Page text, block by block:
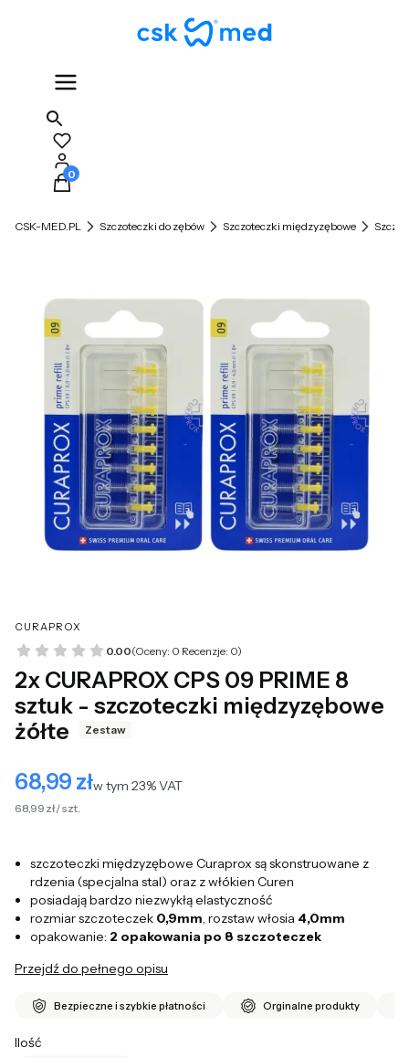
Produkty w koszyku: 0. Zobacz szczegóły
CSK-MED.PL Szczoteczki do zębów Szczoteczki międzyzębowe
CURAPROX
0.00(Oceny: 0 Recenzje: 0)
2x CURAPROX CPS 09 PRIME 8
sztuk - szczoteczki międzyzębowe
żółte
Zestaw
Cena
68,99 złw tym 23% VAT
w tym 23%VAT
68,99 zł / szt.
szczoteczki międzyzębowe Curaprox są skonstruowane z
rdzenia (specjalna stal) oraz z włókien Curen
posiadają bardzo niezwykłą elastyczność
rozmiar szczoteczek 0,9mm, rozstaw włosia 4,0mm
opakowanie: 2 opakowania po 8 szczoteczek
Przejdź do pełnego opisu
Bezpieczne i szybkie płatności Orginalne produkty
Ilość